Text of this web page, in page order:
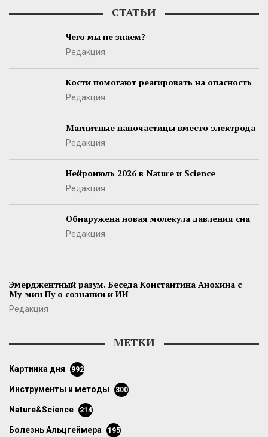
СТАТЬИ
Чего мы не знаем?
Редакция
Кости помогают реагировать на опасность
Редакция
Магнитные наночастицы вместо электрода
Редакция
Нейроиюль 2026 в Nature и Science
Редакция
Обнаружена новая молекула давления сна
Редакция
Эмерджентный разум. Беседа Константина Анохина с
Му-мин Пу о сознании и ИИ
Редакция
МЕТКИ
картинка дня 992
инструменты и методы 300
Nature&Science 214
болезнь Альцгеймера 195